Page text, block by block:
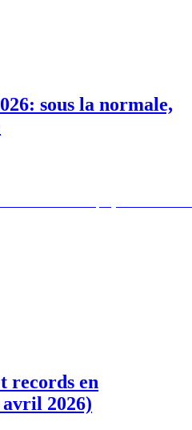
sous la normale,
records en
avril 2026)